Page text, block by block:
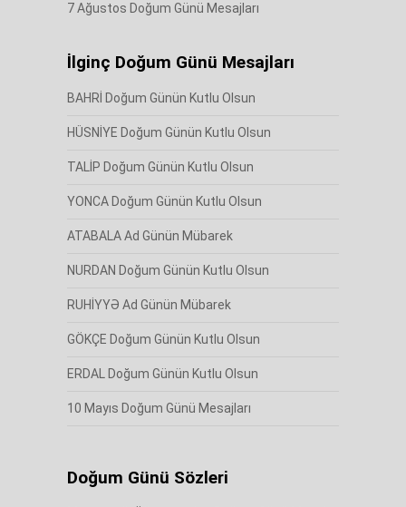
7 Ağustos Doğum Günü Mesajları
İlginç Doğum Günü Mesajları
BAHRİ Doğum Günün Kutlu Olsun
HÜSNİYE Doğum Günün Kutlu Olsun
TALİP Doğum Günün Kutlu Olsun
YONCA Doğum Günün Kutlu Olsun
ATABALA Ad Günün Mübarek
NURDAN Doğum Günün Kutlu Olsun
RUHİYYƏ Ad Günün Mübarek
GÖKÇE Doğum Günün Kutlu Olsun
ERDAL Doğum Günün Kutlu Olsun
10 Mayıs Doğum Günü Mesajları
Doğum Günü Sözleri